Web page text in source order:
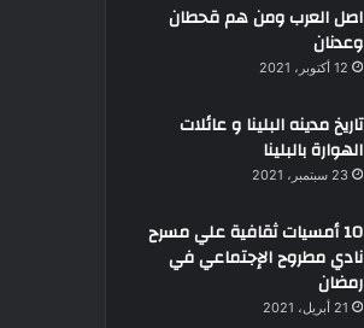
اصل العرب ومن هم قحطان
وعدنان
12 أكتوبر، 2021
تاريخ مدينه البلينا و عائلات
الهوارة بالبلينا
23 سبتمبر، 2021
10 أمسيات ثقافية علي مسرح
نادي مطروح الإجتماعي في
رمضان
21 أبريل، 2021